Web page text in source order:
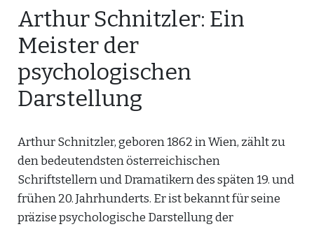
Arthur Schnitzler: Ein
Meister der
psychologischen
Darstellung
Arthur Schnitzler, geboren 1862 in Wien, zählt zu
den bedeutendsten österreichischen
Schriftstellern und Dramatikern des späten 19. und
frühen 20. Jahrhunderts. Er ist bekannt für seine
präzise psychologische Darstellung der